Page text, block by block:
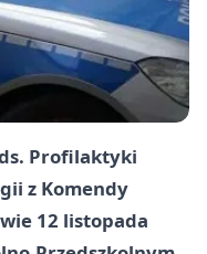
Profilaktyki
z Komendy
12 listopada